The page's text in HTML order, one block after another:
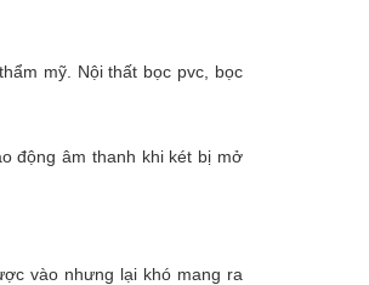
mỹ. Nội thất bọc pvc, bọc
động âm thanh khi két bị mở
vào nhưng lại khó mang ra